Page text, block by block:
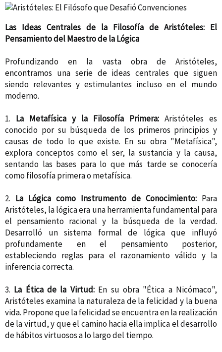
Las Ideas Centrales de la Filosofía de Aristóteles: El
Pensamiento del Maestro de la Lógica
Profundizando en la vasta obra de Aristóteles,
encontramos una serie de ideas centrales que siguen
siendo relevantes y estimulantes incluso en el mundo
moderno.
1. La Metafísica y la Filosofía Primera: Aristóteles es
conocido por su búsqueda de los primeros principios y
causas de todo lo que existe. En su obra "Metafísica",
explora conceptos como el ser, la sustancia y la causa,
sentando las bases para lo que más tarde se conocería
como filosofía primera o metafísica.
2. La Lógica como Instrumento de Conocimiento: Para
Aristóteles, la lógica era una herramienta fundamental para
el pensamiento racional y la búsqueda de la verdad.
Desarrolló un sistema formal de lógica que influyó
profundamente en el pensamiento posterior,
estableciendo reglas para el razonamiento válido y la
inferencia correcta.
3. La Ética de la Virtud:En su obra "Ética a Nicómaco",
Aristóteles examina la naturaleza de la felicidad y la buena
vida. Propone que la felicidad se encuentra en la realización
de la virtud, y que el camino hacia ella implica el desarrollo
de hábitos virtuosos a lo largo del tiempo.